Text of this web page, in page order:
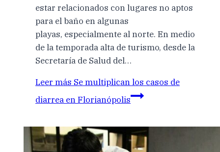
estar relacionados con lugares no aptos
para el baño en algunas
playas, especialmente al norte. En medio
de la temporada alta de turismo, desde la
Secretaría de Salud del…
Leer más Se multiplican los casos de
diarrea en Florianópolis